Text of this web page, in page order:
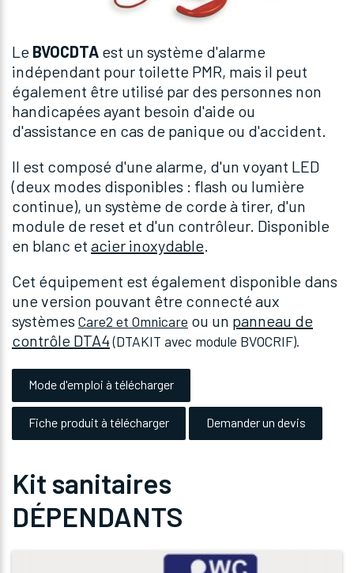
Le BVOCDTA est un système d'alarme
indépendant pour toilette PMR, mais il peut
également être utilisé par des personnes non
handicapées ayant besoin d'aide ou
d'assistance en cas de panique ou d'accident.
Il est composé d'une alarme, d'un voyant LED
(deux modes disponibles : flash ou lumière
continue), un système de corde à tirer, d'un
module de reset et d'un contrôleur. Disponible
en blanc et acier inoxydable
Cet équipement est également disponible dans
une version pouvant être connecté aux
systèmes Care2 et Omnicare ou un panneau de
contrôle DTA4(DTAKIT avec module BVOCRIF).
Mode d'emploi à télécharger
Fiche produit à télécharger Demander un devis
Kit sanitaires
DÉPENDANTS